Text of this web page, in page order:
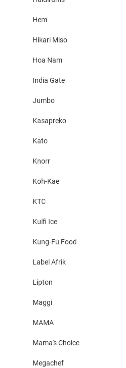
Hem
Hikari Miso
Hoa Nam
India Gate
Jumbo
Kasapreko
Kato
Knorr
Koh-Kae
KTC
Kulfi Ice
Kung-Fu Food
Label Afrik
Lipton
Maggi
MAMA
Mama's Choice
Megachef